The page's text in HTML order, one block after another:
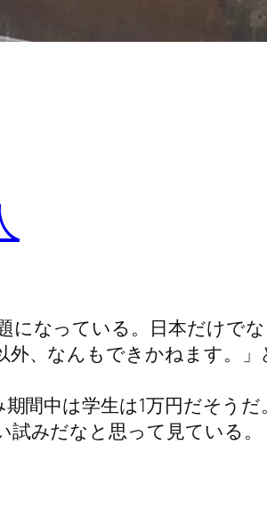
なっている。日本だけで
、なんもできかねます。
間中は学生は1万円だそうだ。
みだなと思って見ている。